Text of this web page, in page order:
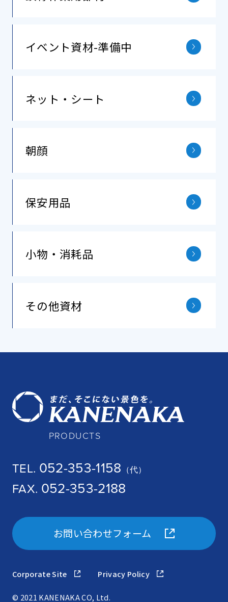
イベント資材-準備中
ネット・シート
朝顔
保安⽤品
小物・消耗品
その他資材
PRODUCTS
TEL. 052-353-1158 （代）
FAX. 052-353-2188
お問い合わせフォーム
Corporate Site Privacy Policy
© 2021 KANENAKA CO, Ltd.